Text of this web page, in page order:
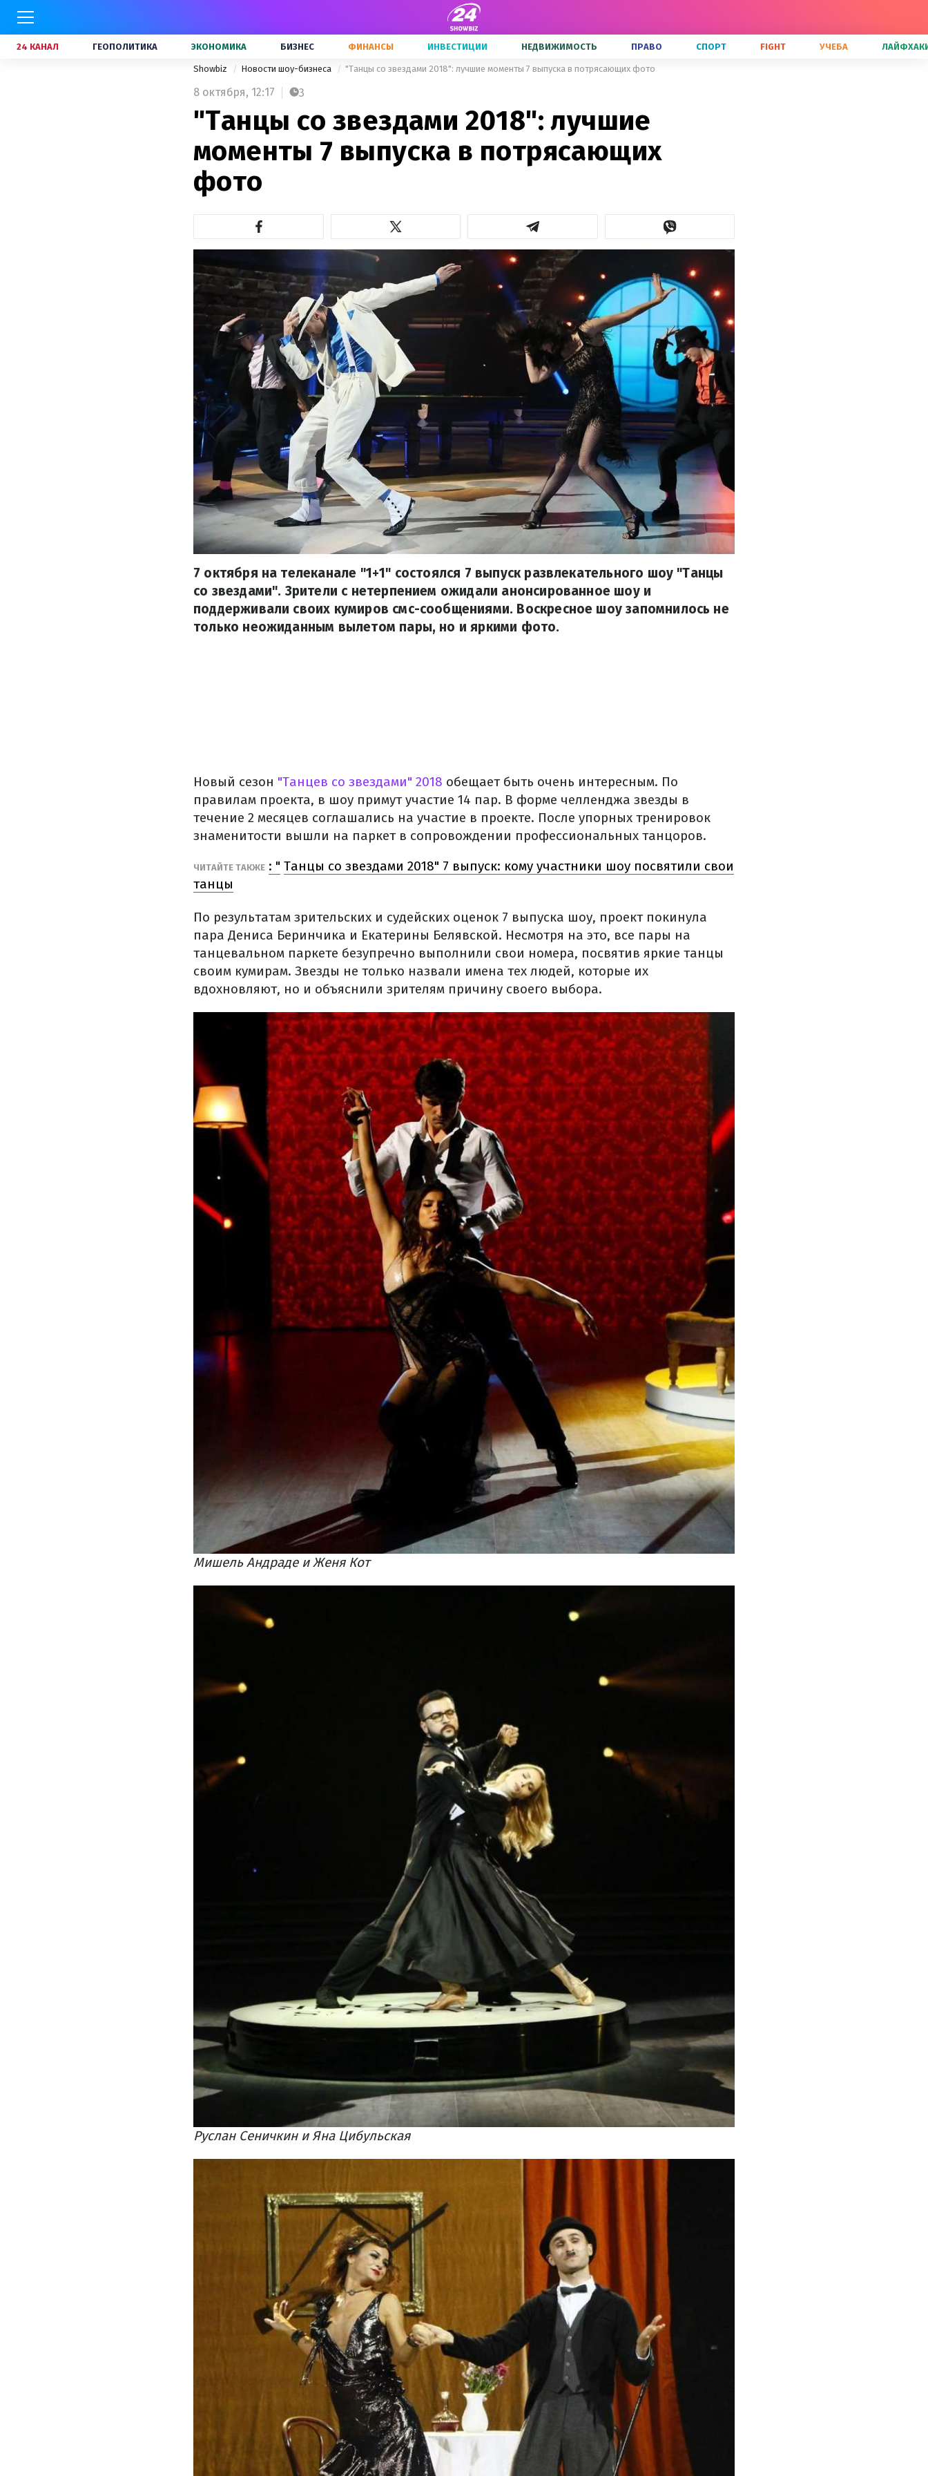
24 КАНАЛ ГЕОПОЛИТИКА ЭКОНОМИКА БИЗНЕС ФИНАНСЫ ИНВЕСТИЦИИ НЕДВИЖИМОСТЬ ПРАВО СПОРТ FIGHT УЧЕБА
Showbiz Новости шоу-бизнеса "Танцы со звездами 2018": лучшие моменты 7 выпуска в потрясающих фото
8 октября, 12:17 3
"Танцы со звездами 2018": лучшие
моменты 7 выпуска в потрясающих
фото
7 октября на телеканале "1+1" состоялся 7 выпуск развлекательного шоу "Танцы
со звездами". Зрители с нетерпением ожидали анонсированное шоу и
поддерживали своих кумиров смс-сообщениями. Воскресное шоу запомнилось не
только неожиданным вылетом пары, но и яркими фото.
Новый сезон "Танцев со звездами" 2018 обещает быть очень интересным. По
правилам проекта, в шоу примут участие 14 пар. В форме челленджа звезды в
течение 2 месяцев соглашались на участие в проекте. После упорных тренировок
знаменитости вышли на паркет в сопровождении профессиональных танцоров.
ЧИТАЙТЕ ТАКЖЕ : " Танцы со звездами 2018" 7 выпуск: кому участники шоу посвятили свои
танцы
По результатам зрительских и судейских оценок 7 выпуска шоу, проект покинула
пара Дениса Беринчика и Екатерины Белявской. Несмотря на это, все пары на
танцевальном паркете безупречно выполнили свои номера, посвятив яркие танцы
своим кумирам. Звезды не только назвали имена тех людей, которые их
вдохновляют, но и объяснили зрителям причину своего выбора.
Мишель Андраде и Женя Кот
Руслан Сеничкин и Яна Цибульская